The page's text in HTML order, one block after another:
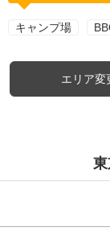
キャンプ場
エリア変